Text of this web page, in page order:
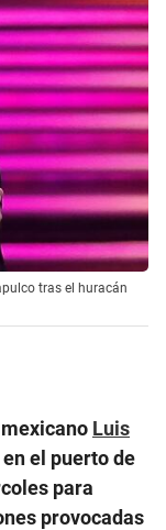
tras el huracán
Luis
el puerto de
para
provocadas